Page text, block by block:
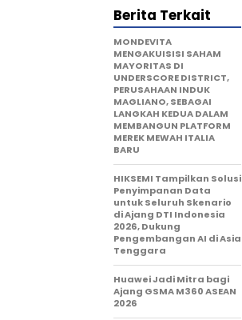
Berita Terkait
MONDEVITA
MENGAKUISISI SAHAM
MAYORITAS DI
UNDERSCORE DISTRICT,
PERUSAHAAN INDUK
MAGLIANO, SEBAGAI
LANGKAH KEDUA DALAM
MEMBANGUN PLATFORM
MEREK MEWAH ITALIA
BARU
HIKSEMI Tampilkan Solusi
Penyimpanan Data
untuk Seluruh Skenario
di Ajang DTI Indonesia
2026, Dukung
Pengembangan AI di Asia
Tenggara
Huawei Jadi Mitra bagi
Ajang GSMA M360 ASEAN
2026